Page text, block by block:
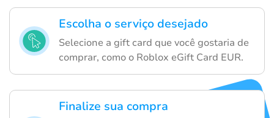
Escolha o serviço desejado
Selecione a gift card que você gostaria de
comprar, como o Roblox eGift Card EUR.
Finalize sua compra